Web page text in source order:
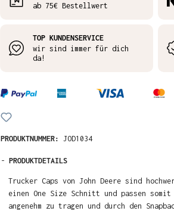
ab 75€ Bestellwert
TOP KUNDENSERVICE
wir sind immer für dich
da!
PRODUKTNUMMER: JOD1034
- PRODUKTDETAILS
Trucker Caps von John Deere sind
einen One Size Schnitt und passen
angenehm zu tragen und durch den